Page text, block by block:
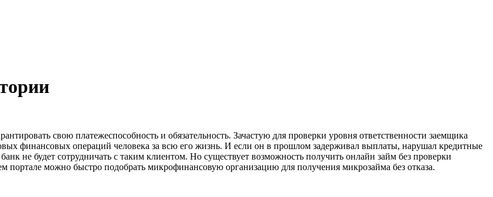
свою платежеспособность и обязательность. Зачастую для проверки уровня ответственности заемщика
финансовых операций человека за всю его жизнь. И если он в прошлом задерживал выплаты, нарушал кредитные
не будет сотрудничать с таким клиентом. Но существует возможность получить онлайн займ без проверки
можно быстро подобрать микрофинансовую организацию для получения микрозайма без отказа.